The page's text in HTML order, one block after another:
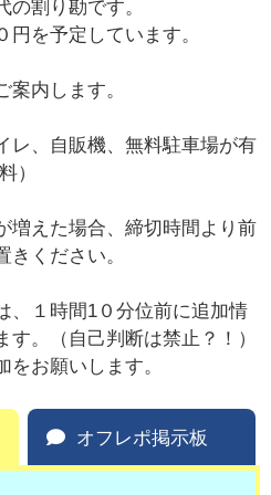
割り勘です。
円を予定しています。
内します。
、自販機、無料駐車場が有
）
えた場合、締切時間より前
ください。
１時間1０分位前に追加情
。（自己判断は禁止？！）
をお願いします。
オフレポ掲示板